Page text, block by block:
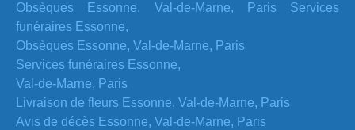
Obsèques Essonne, Val-de-Marne, Paris Services
funéraires Essonne,
Obsèques Essonne, Val-de-Marne, Paris
Services funéraires Essonne,
Val-de-Marne, Paris
Livraison de fleurs Essonne, Val-de-Marne, Paris
Avis de décès Essonne, Val-de-Marne, Paris